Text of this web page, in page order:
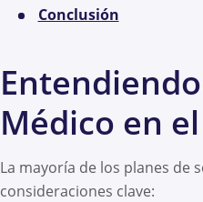
Conclusión
Médico en
La mayoría de los planes de
consideraciones clave: